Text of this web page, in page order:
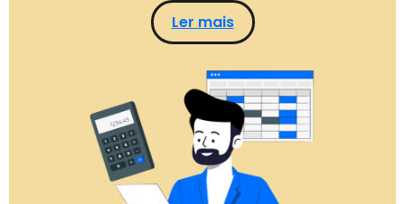
Ler mais